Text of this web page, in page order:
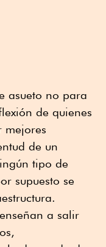
asueto no para
de quienes
mejores
de un
tipo de
supuesto se
a salir